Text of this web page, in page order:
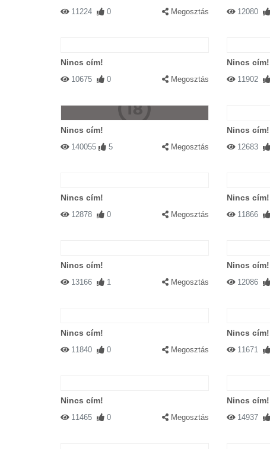
11224 0 Megosztás 12080
Nincs cím!
10675 0 Megosztás
Nincs cím!
11902
Nincs cím!
140055 5 Megosztás
Nincs cím!
12683
Nincs cím!
12878 0 Megosztás
Nincs cím!
11866
Nincs cím!
13166 1 Megosztás
Nincs cím!
12086
Nincs cím!
11840 0 Megosztás
Nincs cím!
11671
Nincs cím!
11465 0 Megosztás
Nincs cím!
14937